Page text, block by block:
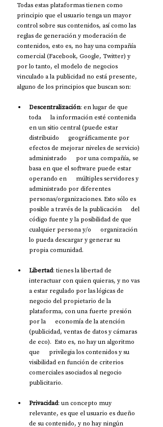
Todas estas plataformas tienen como
principio que el usuario tenga un mayor
control sobre sus contenidos, así como las
reglas de generación y moderación de
contenidos, esto es, no hay una compañía
comercial (Facebook, Google, Twitter) y
por lo tanto, el modelo de negocios
vinculado a la publicidad no está presente,
alguno de los principios que buscan son:
Descentralización: en lugar de que
toda      la información esté contenida
en un sitio central (puede estar
distribuido      geográficamente por
efectos de mejorar niveles de servicio)
administrado      por una compañía, se
basa en que el software puede estar
operando en      múltiples servidores y
administrado por diferentes
personas/organizaciones. Esto sólo es
posible a través de la publicación      del
código fuente y la posibilidad de que
cualquier persona y/o      organización
lo pueda descargar y generar su
propia comunidad.
Libertad: tienes la libertad de
interactuar con quien quieras, y no vas
a estar regulado por las lógicas de
negocio del propietario de la
plataforma, con una fuerte presión
por la      economía de la atención
(publicidad, ventas de datos y cámaras
de eco).  Esto es, no hay un algoritmo
que      privilegia los contenidos y su
visibilidad en función de criterios
comerciales asociados al negocio
publicitario.
Privacidad: un concepto muy
relevante, es que el usuario es dueño
de su contenido, y no hay ningún